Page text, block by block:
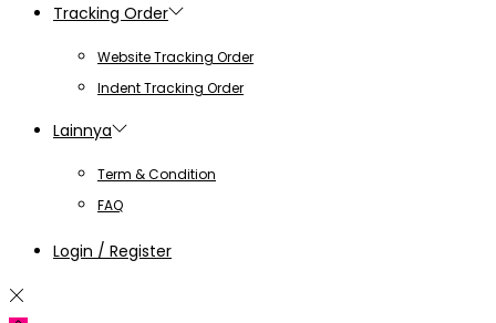
Tracking Order
Website Tracking Order
Indent Tracking Order
Lainnya
Term & Condition
FAQ
Login / Register